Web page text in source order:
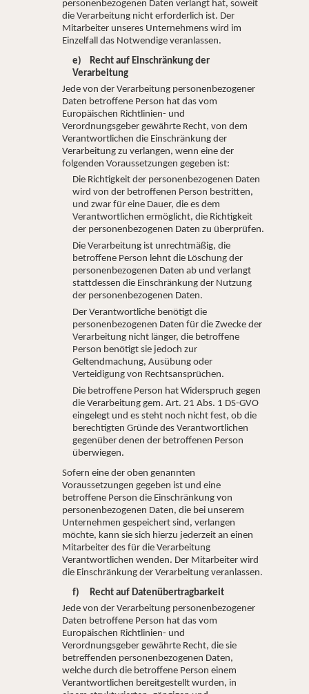
personenbezogenen Daten verlangt hat, soweit
die Verarbeitung nicht erforderlich ist. Der
Mitarbeiter unseres Unternehmens wird im
Einzelfall das Notwendige veranlassen.
e) Recht auf Einschränkung der
Verarbeitung
Jede von der Verarbeitung personenbezogener
Daten betroffene Person hat das vom
Europäischen Richtlinien- und
Verordnungsgeber gewährte Recht, von dem
Verantwortlichen die Einschränkung der
Verarbeitung zu verlangen, wenn eine der
folgenden Voraussetzungen gegeben ist:
Die Richtigkeit der personenbezogenen Daten
wird von der betroffenen Person bestritten,
und zwar für eine Dauer, die es dem
Verantwortlichen ermöglicht, die Richtigkeit
der personenbezogenen Daten zu überprüfen.
Die Verarbeitung ist unrechtmäßig, die
betroffene Person lehnt die Löschung der
personenbezogenen Daten ab und verlangt
stattdessen die Einschränkung der Nutzung
der personenbezogenen Daten.
Der Verantwortliche benötigt die
personenbezogenen Daten für die Zwecke der
Verarbeitung nicht länger, die betroffene
Person benötigt sie jedoch zur
Geltendmachung, Ausübung oder
Verteidigung von Rechtsansprüchen.
Die betroffene Person hat Widerspruch gegen
die Verarbeitung gem. Art. 21 Abs. 1 DS-GVO
eingelegt und es steht noch nicht fest, ob die
berechtigten Gründe des Verantwortlichen
gegenüber denen der betroffenen Person
überwiegen.
Sofern eine der oben genannten
Voraussetzungen gegeben ist und eine
betroffene Person die Einschränkung von
personenbezogenen Daten, die bei unserem
Unternehmen gespeichert sind, verlangen
möchte, kann sie sich hierzu jederzeit an einen
Mitarbeiter des für die Verarbeitung
Verantwortlichen wenden. Der Mitarbeiter wird
die Einschränkung der Verarbeitung veranlassen.
f) Recht auf Datenübertragbarkeit
Jede von der Verarbeitung personenbezogener
Daten betroffene Person hat das vom
Europäischen Richtlinien- und
Verordnungsgeber gewährte Recht, die sie
betreffenden personenbezogenen Daten,
welche durch die betroffene Person einem
Verantwortlichen bereitgestellt wurden, in